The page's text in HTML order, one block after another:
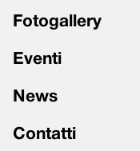
Fotogallery
Eventi
News
Contatti